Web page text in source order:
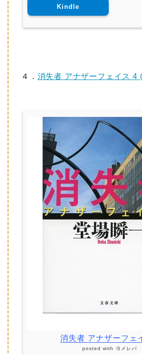
Kindle
４． 消失者 アナザーフェイス 4
消失者 アナザーフェ
posted with ヨメレバ